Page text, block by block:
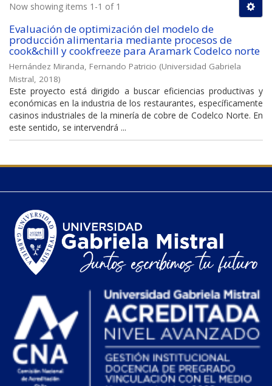
Now showing items 1-1 of 1
Evaluación de optimización del modelo de
producción alimentaria mediante procesos de
cook&chill y cookfreeze para Aramark Codelco norte
Hernández Miranda, Fernando Patricio (Universidad Gabriela
Mistral, 2018)
Este proyecto está dirigido a buscar eficiencias productivas y
económicas en la industria de los restaurantes, específicamente
casinos industriales de la minería de cobre de Codelco Norte. En
este sentido, se intervendrá ...